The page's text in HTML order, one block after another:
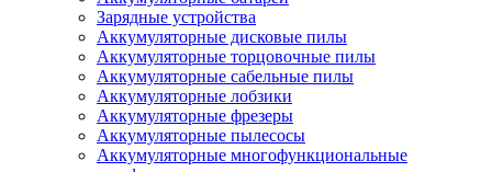
Зарядные устройства
Аккумуляторные дисковые пилы
Аккумуляторные торцовочные пилы
Аккумуляторные сабельные пилы
Аккумуляторные лобзики
Аккумуляторные фрезеры
Аккумуляторные пылесосы
Аккумуляторные многофункциональные